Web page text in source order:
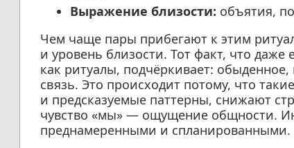
Выражение близости: объятия,
Чем чаще пары прибегают к этим
и уровень близости. Тот факт, что
как ритуалы, подчёркивает: обыденное,
связь. Это происходит потому, что
и предсказуемые паттерны, снижают
чувство «мы» — ощущение общности.
преднамеренными и спланированными.